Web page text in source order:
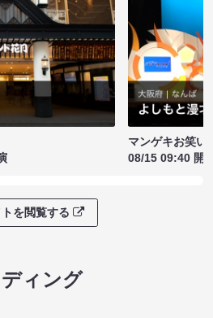
マンゲキお笑い
08/15 09:40 開
を閲覧する
ィング